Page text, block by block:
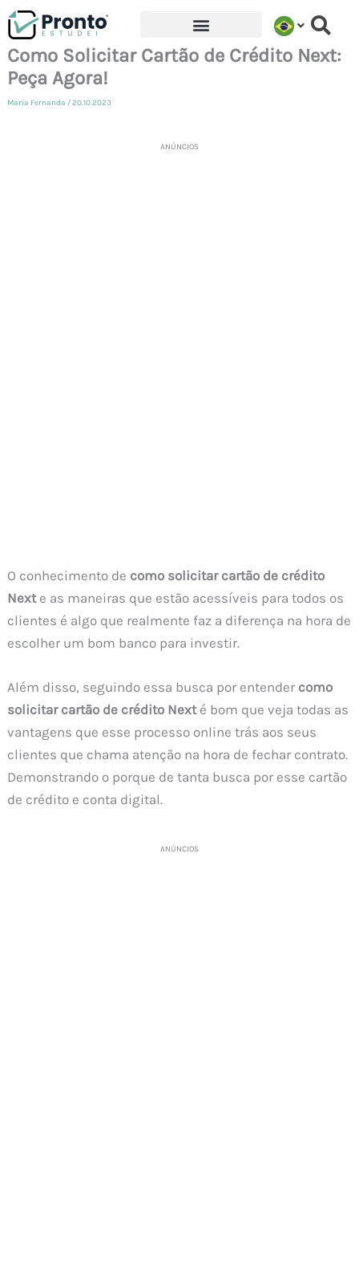
para
conteúdo
Como Solicitar Cartão de Crédito Next:
Peça Agora!
Maria Fernanda /20.10.2023
ANÚNCIOS
O conhecimento de como solicitar cartão de crédito
Nexte as maneiras que estão acessíveis para todos os
clientes é algo que realmente faz a diferença na hora de
escolher um bom banco para investir.
Além disso, seguindo essa busca por entender como
solicitar cartão de crédito Nexté bom que veja todas as
vantagens que esse processo online trás aos seus
clientes que chama atenção na hora de fechar contrato.
Demonstrando o porque de tanta busca por esse cartão
de crédito e conta digital.
ANÚNCIOS